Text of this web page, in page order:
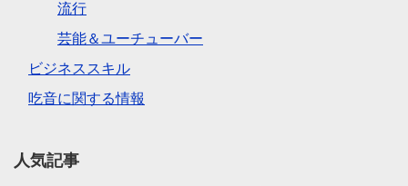
流行
芸能＆ユーチューバー
ビジネススキル
吃音に関する情報
人気記事